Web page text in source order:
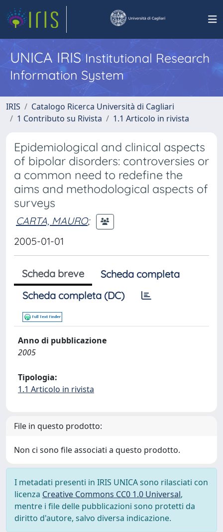
UNICA IRISInstitutional Research
Information System
IRIS
Catalogo Ricerca Università di Cagliari
1 Contributo su Rivista
1.1 Articolo in rivista
Epidemiological and clinical aspects
of bipolar disorders: controversies or
a common need to redefine the
aims and methodological aspects of
surveys
CARTA, MAURO;
2005-01-01
Scheda breve
Scheda completa
Scheda completa (DC)
Anno di pubblicazione
2005
Tipologia:
1.1 Articolo in rivista
File in questo prodotto:
Non ci sono file associati a questo prodotto.
I metadati presenti in IRIS UNICA sono rilasciati con
licenza Creative Commons CC0 1.0 Universal,
mentre i file delle pubblicazioni sono protetti da
diritto d'autore, salvo diversa indicazione.